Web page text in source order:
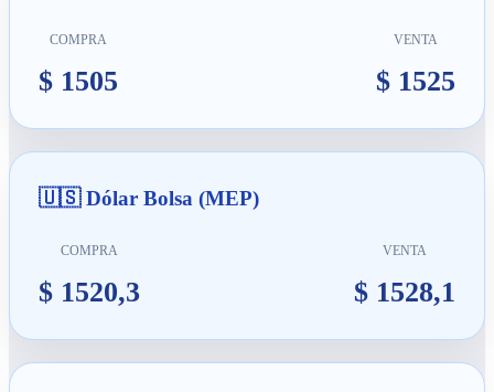
COMPRA
$ 1505
VENTA
$ 1525
🇺🇸 Dólar Bolsa (MEP)
COMPRA
$ 1520,3
VENTA
$ 1528,1